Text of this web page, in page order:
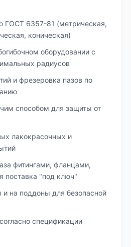
ГОСТ 6357-81 (метрическая,
коническая)
оборудовании с
радиусов
и фрезеровка пазов по
способом для защиты от
лакокрасочных и
фитингами, фланцами,
поставка "под ключ"
и на поддоны для безопасной
спецификации